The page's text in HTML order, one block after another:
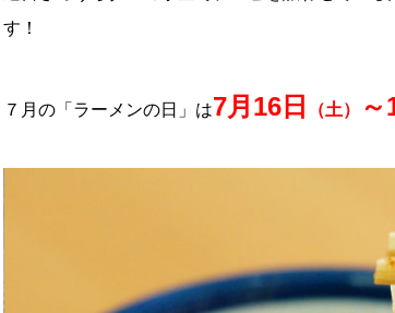
す！
７月の「ラーメンの日」は7月16日 （土） ～